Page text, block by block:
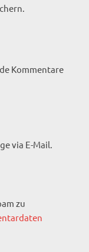
Kommentare
via E-Mail.
zu